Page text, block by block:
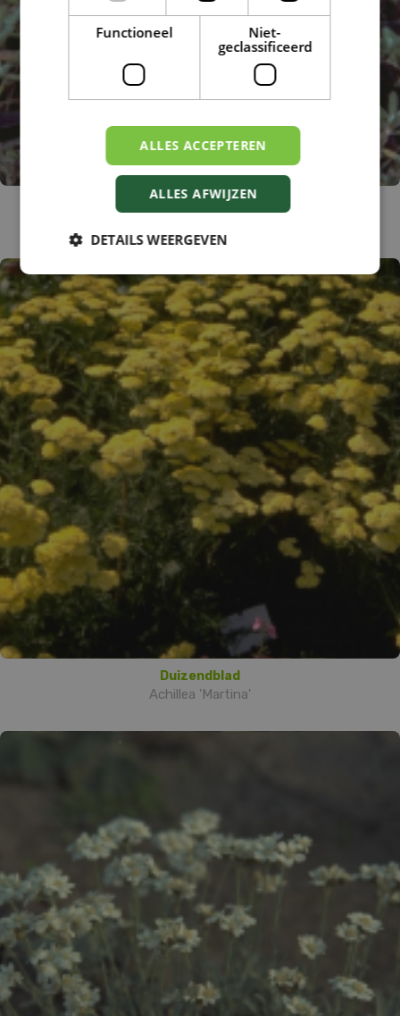
Duizendblad
Duizendblad
Achillea 'Martina'
Functioneel
Niet-
geclassificeerd
ALLES ACCEPTEREN
ALLES AFWIJZEN
DETAILS WEERGEVEN